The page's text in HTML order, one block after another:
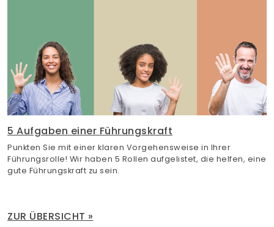
5 Aufgaben einer Führungskraft
Punkten Sie mit einer klaren Vorgehensweise in Ihrer
Führungsrolle! Wir haben 5 Rollen aufgelistet, die helfen, eine
gute Führungskraft zu sein.
ZUR ÜBERSICHT »